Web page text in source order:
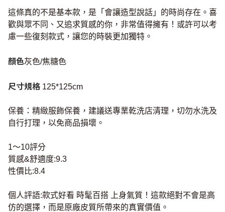
這條真的不是基本款，是「會讓造型說話」的時尚存在。喜
歡與眾不同、又追求質感的你，非常值得擁有！或許可以考
慮一些復刻款式，讓您的時裝更加獨特。
顏色灰色/焦糖色
尺寸規格 125*125cm
保養：精緻服飾保養，建議送專業乾洗店清理，切勿水洗及
自行打理，以免商品損壞。
1～10評分
質感&舒適度:9.3
性價比:8.4
個人評語:款式好看 時髦百搭 上身氣質！這款絕對不會是高
仿的選擇，而是原廠皮質所帶來的真實價值。